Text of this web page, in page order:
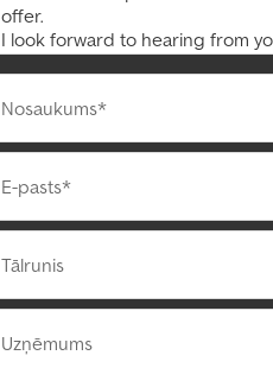
Nosaukums*
E-pasts*
Tālrunis
Uzņēmums